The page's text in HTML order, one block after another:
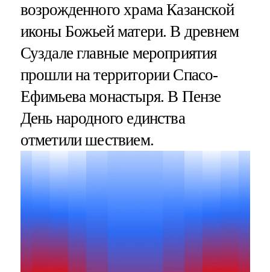
возрожденного храма Казанской
иконы Божьей матери. В древнем
Суздале главные мероприятия
прошли на территории Спасо-
Ефимьева монастыря. В Пензе
День народного единства
отметили шествием.